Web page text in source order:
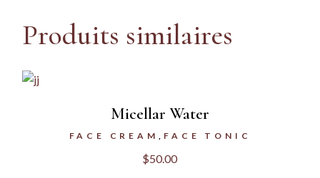
Produits similaires
Micellar Water
FACE CREAM FACE TONIC
$50.00